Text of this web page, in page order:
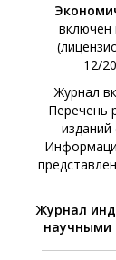
12/
Журнал
Перечень
Журнал
научными